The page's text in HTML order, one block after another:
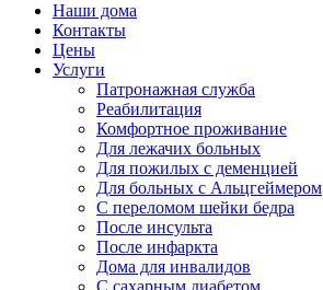
Наши дома
Контакты
Цены
Услуги
Патронажная служба
Реабилитация
Комфортное проживание
Для лежачих больных
Для пожилых с деменцией
Для больных с Альцгеймером
С переломом шейки бедра
После инсульта
После инфаркта
Дома для инвалидов
С сахарным диабетом